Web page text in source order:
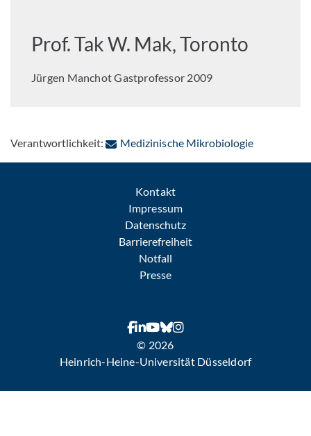
Prof. Tak W. Mak, Toronto
Jürgen Manchot Gastprofessor 2009
Verantwortlichkeit: Medizinische Mikrobiologie: Per E-
Kontakt
Impressum
Datenschutz
Barrierefreiheit
Notfall
Presse
© 2026
Heinrich-Heine-Universität Düsseldorf